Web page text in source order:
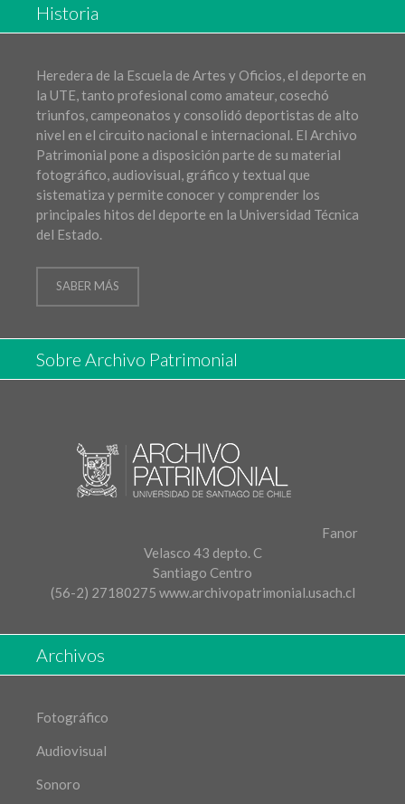
Historia
Heredera de la Escuela de Artes y Oficios, el deporte en
la UTE, tanto profesional como amateur, cosechó
triunfos, campeonatos y consolidó deportistas de alto
nivel en el circuito nacional e internacional. El Archivo
Patrimonial pone a disposición parte de su material
fotográfico, audiovisual, gráfico y textual que
sistematiza y permite conocer y comprender los
principales hitos del deporte en la Universidad Técnica
del Estado.
SABER MÁS
Sobre Archivo Patrimonial
Fanor
Velasco 43 depto. C
Santiago Centro
(56-2) 27180275 www.archivopatrimonial.usach.cl
Archivos
Fotográfico
Audiovisual
Sonoro